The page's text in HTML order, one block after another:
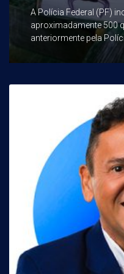
A Polícia Federal (PF)
aproximadamente 500
anteriormente pela